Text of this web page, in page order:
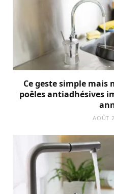
Ce geste simple mais
poêles antiadhésives
AOÛT